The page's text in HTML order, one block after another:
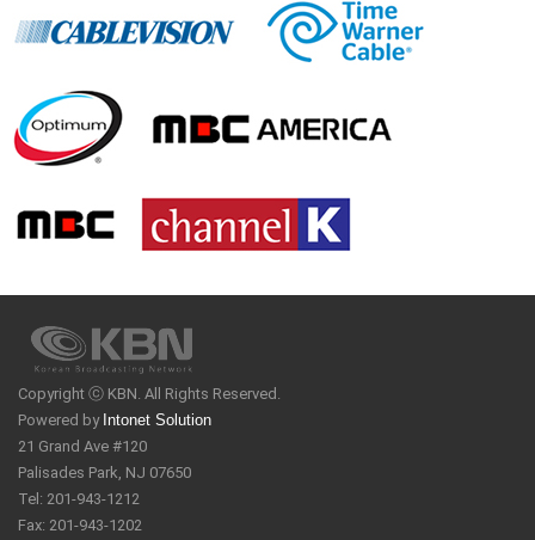
Copyright ⓒ KBN. All Rights Reserved.
Powered by Intonet Solution
21 Grand Ave #120
Palisades Park, NJ 07650
Tel: 201-943-1212
Fax: 201-943-1202